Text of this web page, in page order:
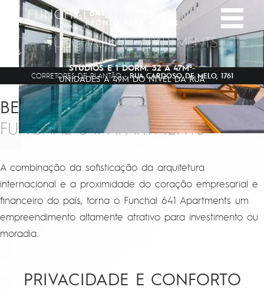
Skip to content.
Sobre
Vídeo
Apartamentos
Tour Virtual
Projetistas
Localização
Ficha técnica
Sobre o complexo
CONTATO
PRONTO PARA MORAR
FUNCHAL 641 -APARTMENTS
STUDIOS E 1 DORM. 32 A 47M²-
UNIDADES A 49M DO NÍVEL DA RUA
CORRETORES DE PLANTÃO - RUA CARDOSO DE MELO, 1761
BEM VINDOS AO
FUNCHAL 641 APARTMENTS
A combinação da sofisticação da arquitetura
internacional e a proximidade do coração empresarial e
financeiro do país, torna o Funchal 641 Apartments um
empreendimento altamente atrativo para investimento ou
moradia.
PRIVACIDADE E CONFORTO